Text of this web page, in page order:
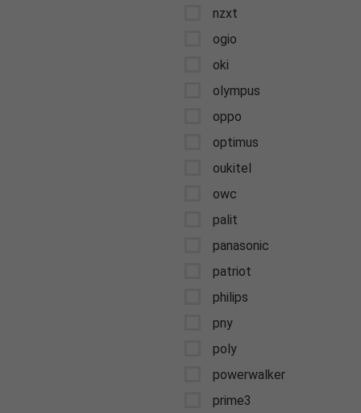
nzxt
ogio
oki
olympus
oppo
optimus
oukitel
owc
palit
panasonic
patriot
philips
pny
poly
powerwalker
prime3